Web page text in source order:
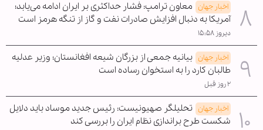
اخبار جهان معاون ترامپ: فشار حداکثری بر ایران ادامه می‌یابد؛
آمریکا به دنبال افزایش صادرات نفت و گاز از تنگه هرمز است
دیروز ۱۵:۵۸
اخبار جهان بیانیه جمعی از بزرگان شیعه افغانستان؛ وزیر عدلیه
طالبان کارد را به استخوان رساده است
۲ روز قبل
اخبار جهان تحلیلگر صهیونیست: رئیس جدید موساد باید دلایل
شکست طرح براندازی نظام ایران را بررسی کند